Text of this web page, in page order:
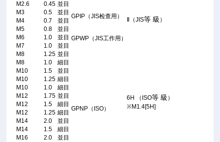
GPIP（JIS检查用）
GPWP（JIS工作用）
GPNP（ISO）
Ⅱ（JIS等 級 ）
6H （ISO等 級 ）
※M1.4[5H]
M2.6
0.45 並目
M3
0.5
並目
M4
0.7
並目
M5
0.8
並目
M6
1.0
並目
M7
1.0
並目
M8
1.25 並目
M8
1.0
細目
M10
1.5
並目
M10
1.25 細目
M10
1.0
細目
M12
1.75 並目
M12
1.5
細目
M12
1.25 細目
M14
2.0
並目
M14
1.5
細目
M16
2.0
並目